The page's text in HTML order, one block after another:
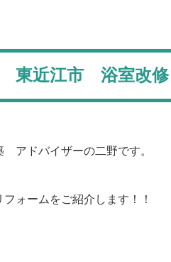
東近江市 浴室改修
ドバイザーの二野です。
ォームをご紹介します！！